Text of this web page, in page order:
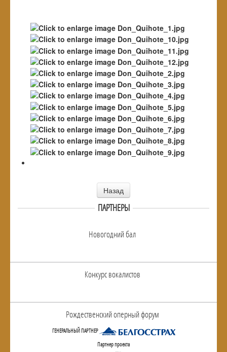
Назад
ПАРТНЕРЫ
Новогодний бал
Конкурс вокалистов
Рождественский оперный форум
ГЕНЕРАЛЬНЫЙ ПАРТНЕР
Партнер проекта